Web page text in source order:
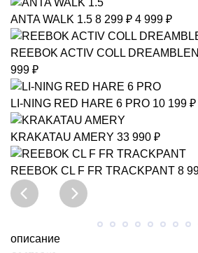
ANTA WALK 1.5 8 299 ₽ 4 999 ₽
REEBOK ACTIV COLL
999 ₽
LI-NING RED HARE 6 PRO 10 199 ₽
KRAKATAU AMERY 33 990 ₽
REEBOK CL F FR TRACKPANT 8
описание